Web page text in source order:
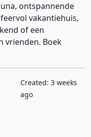
ontspannende
vakantiehuis,
of een
vrienden. Boek
Created: 3 weeks
ago